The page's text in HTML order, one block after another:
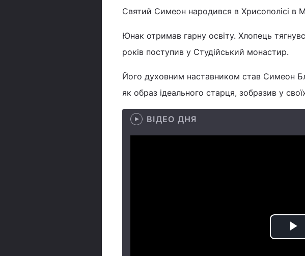
Святий Симеон народився в Хрисополісі в
Юнак отримав гарну освіту. Хлопець
років поступив у Студійський монастир.
Його духовним наставником став Симеон
як образ ідеального старця, зобразив у
ВІДЕО ДНЯ